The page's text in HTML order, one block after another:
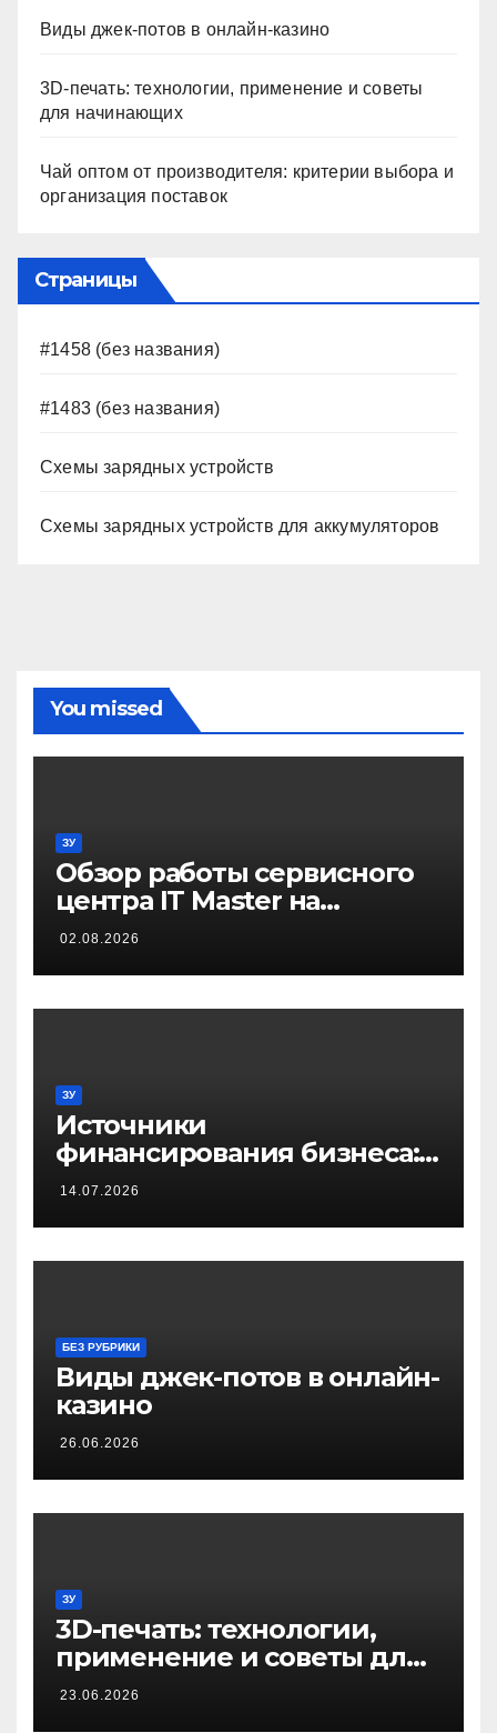
Виды джек-потов в онлайн-казино
3D-печать: технологии, применение и советы
для начинающих
Чай оптом от производителя: критерии выбора и
организация поставок
Страницы
#1458 (без названия)
#1483 (без названия)
Схемы зарядных устройств
Схемы зарядных устройств для аккумуляторов
You missed
ЗУ
Обзор работы сервисного
центра IT Master на
примере ремонта
02.08.2026
ЗУ
Источники
финансирования бизнеса:
от собственных средств до
14.07.2026
БЕЗ РУБРИКИ
Виды джек-потов в онлайн-
казино
26.06.2026
ЗУ
3D-печать: технологии,
применение и советы для
начинающих
23.06.2026